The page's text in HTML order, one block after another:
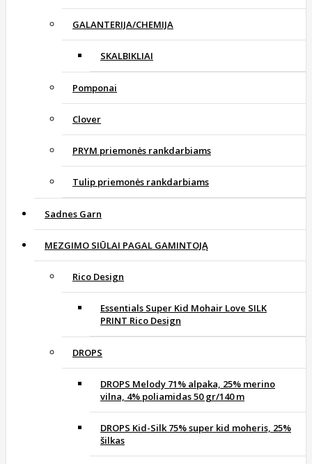
GALANTERIJA/CHEMIJA
SKALBIKLIAI
Pomponai
Clover
PRYM priemonės rankdarbiams
Tulip priemonės rankdarbiams
Sadnes Garn
MEZGIMO SIŪLAI PAGAL GAMINTOJĄ
Rico Design
Essentials Super Kid Mohair Love SILK
PRINT Rico Design
DROPS
DROPS Melody 71% alpaka, 25% merino
vilna, 4% poliamidas 50 gr/140 m
DROPS Kid-Silk 75% super kid moheris, 25%
šilkas